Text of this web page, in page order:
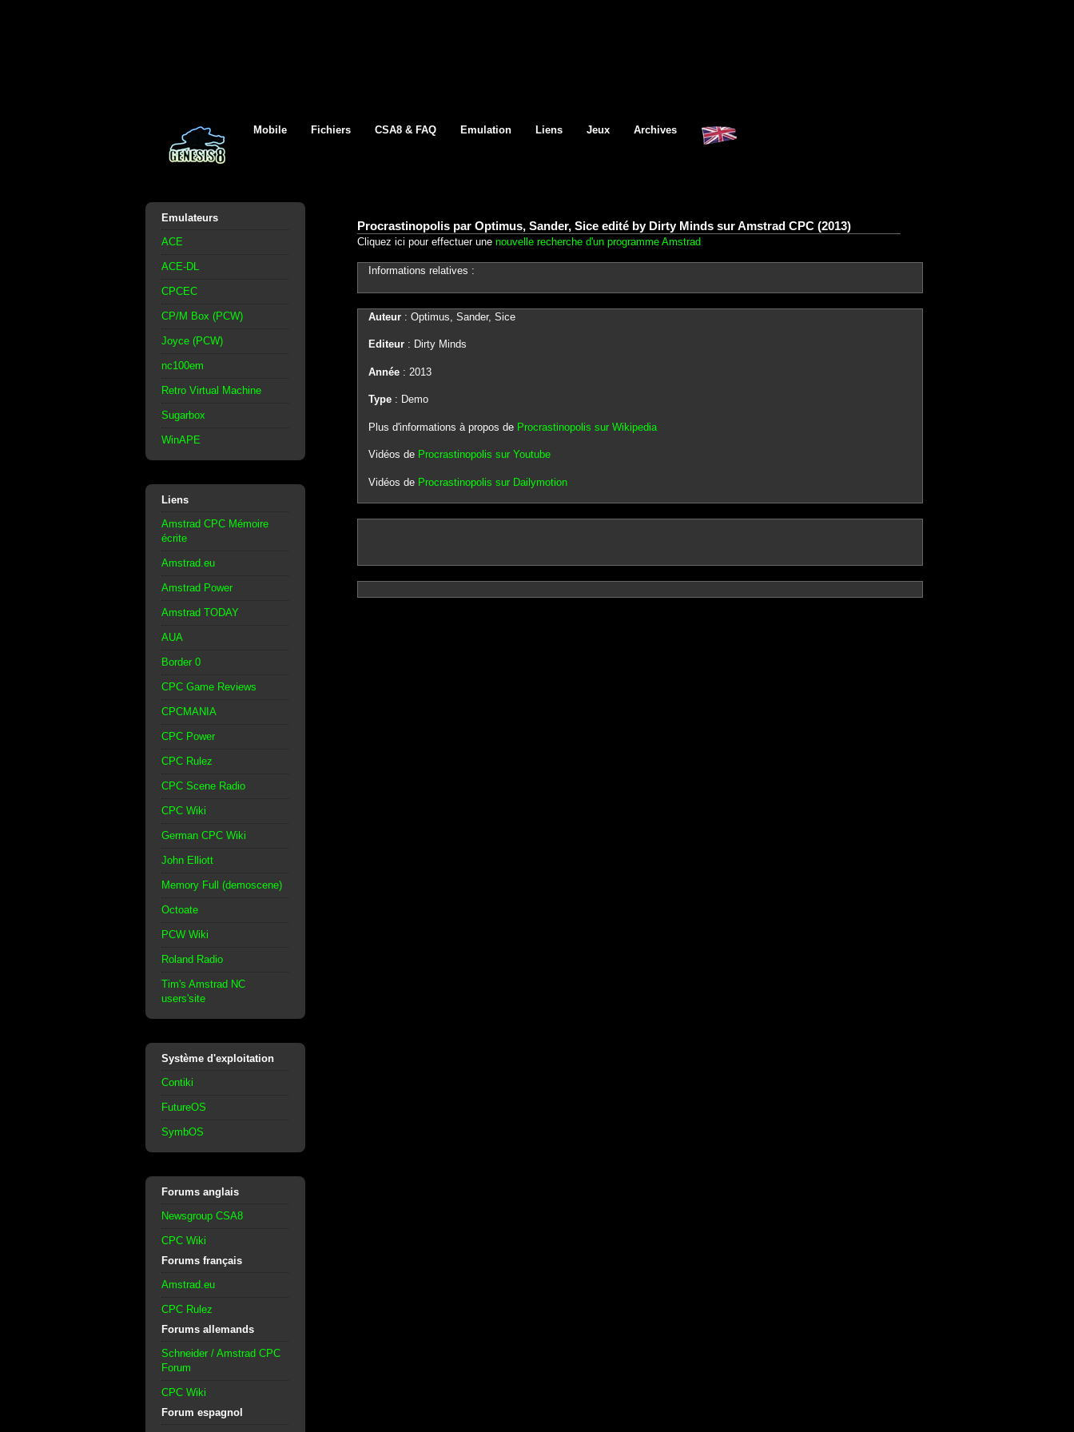
Mobile Fichiers CSA8 & FAQ Emulation Liens Jeux Archives
Emulateurs
ACE
ACE-DL
CPCEC
CP/M Box (PCW)
Joyce (PCW)
nc100em
Retro Virtual Machine
Sugarbox
WinAPE
Liens
Amstrad CPC Mémoire
écrite
Amstrad.eu
Amstrad Power
Amstrad TODAY
AUA
Border 0
CPC Game Reviews
CPCMANIA
CPC Power
CPC Rulez
CPC Scene Radio
CPC Wiki
German CPC Wiki
John Elliott
Memory Full (demoscene)
Octoate
PCW Wiki
Roland Radio
Tim's Amstrad NC
users'site
Système d'exploitation
Contiki
FutureOS
SymbOS
Forums anglais
Newsgroup CSA8
CPC Wiki
Forums français
Amstrad.eu
CPC Rulez
Forums allemands
Schneider / Amstrad CPC
Forum
CPC Wiki
Forum espagnol
Procrastinopolis par Optimus, Sander, Sice edité by Dirty Minds sur Amstrad CPC (2013)
Cliquez ici pour effectuer une nouvelle recherche d'un programme Amstrad
Informations relatives :
Auteur: Optimus, Sander, Sice
Editeur: Dirty Minds
Année: 2013
Type: Demo
Plus d'informations à propos de Procrastinopolis sur Wikipedia
Vidéos de Procrastinopolis sur Youtube
Vidéos de Procrastinopolis sur Dailymotion